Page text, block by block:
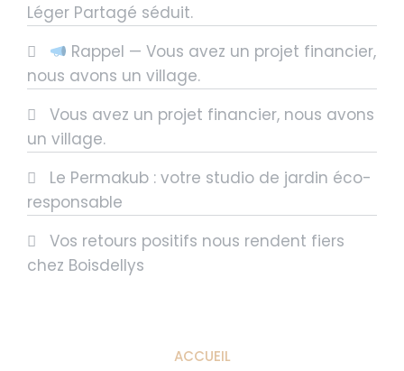
Léger Partagé séduit.
Rappel — Vous avez un projet financier,
nous avons un village.
Vous avez un projet financier, nous avons
un village.
Le Permakub : votre studio de jardin éco-
responsable
Vos retours positifs nous rendent fiers
chez Boisdellys
ACCUEIL